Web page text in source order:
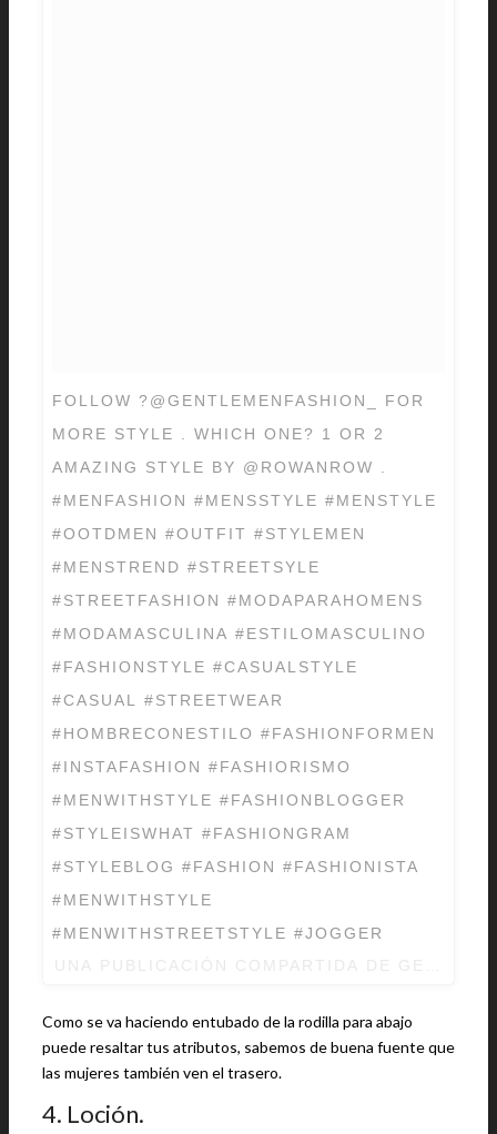
FOLLOW ?@GENTLEMENFASHION_ FOR
MORE STYLE . WHICH ONE? 1 OR 2
AMAZING STYLE BY @ROWANROW .
#MENFASHION #MENSSTYLE #MENSTYLE
#OOTDMEN #OUTFIT #STYLEMEN
#MENSTREND #STREETSYLE
#STREETFASHION #MODAPARAHOMENS
#MODAMASCULINA #ESTILOMASCULINO
#FASHIONSTYLE #CASUALSTYLE
#CASUAL #STREETWEAR
#HOMBRECONESTILO #FASHIONFORMEN
#INSTAFASHION #FASHIORISMO
#MENWITHSTYLE #FASHIONBLOGGER
#STYLEISWHAT #FASHIONGRAM
#STYLEBLOG #FASHION #FASHIONISTA
#MENWITHSTYLE
#MENWITHSTREETSTYLE #JOGGER
Como se va haciendo entubado de la rodilla para abajo
puede resaltar tus atributos, sabemos de buena fuente que
las mujeres también ven el trasero.
4. Loción.